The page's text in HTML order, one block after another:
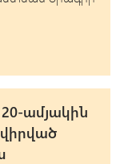
ամյակին